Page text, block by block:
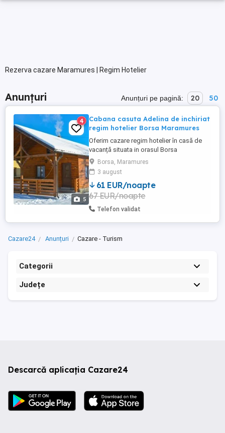
Rezerva cazare Maramures | Regim Hotelier
Anunțuri Anunțuri pe pagină: 20 50
5
4
Cabana casuta Adelina de inchiriat
regim hotelier Borsa Maramures
Oferim cazare regim hotelier în casă de
vacanță situata in orasul Borsa
Maramures.Cabana are 1 dormitor
matrimonial, living cu canapea extensibila,
bucătărie utilată complet si baie.
Capacitate maximă 4-5 persoane. Se
inchriaza complet. Pentru o experiență
superbă avem ciubăr cu hidromasaj și
luminițe ...
Borsa, Maramures
3 august
61 EUR/noapte
67 EUR/noapte
Telefon validat
Cazare24 Anunțuri Cazare - Turism
Categorii
Județe
Descarcă aplicația Cazare24